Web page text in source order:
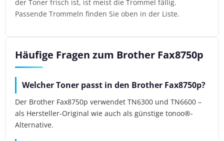
der Toner frisch ist, ist meist die Trommel fällig.
Passende Trommeln finden Sie oben in der Liste.
Häufige Fragen zum Brother Fax8750p
Welcher Toner passt in den Brother Fax8750p?
Der Brother Fax8750p verwendet TN6300 und TN6600 –
als Hersteller-Original wie auch als günstige tonoo®-
Alternative.